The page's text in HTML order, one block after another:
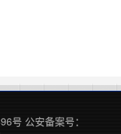
号 公安备案号：